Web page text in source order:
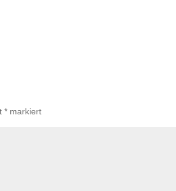
* markiert